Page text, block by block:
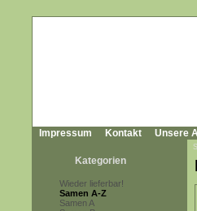
Impressum Kontakt Unsere
Kategorien
Wieder lieferbar!
Samen A-Z
Samen A